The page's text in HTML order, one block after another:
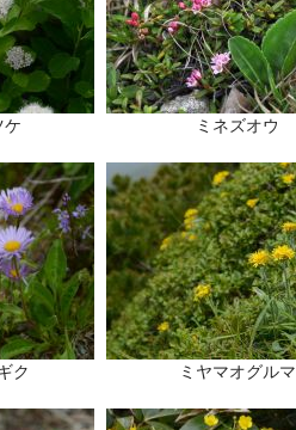
ケ ミネズオウ
ク ミヤマオグルマ